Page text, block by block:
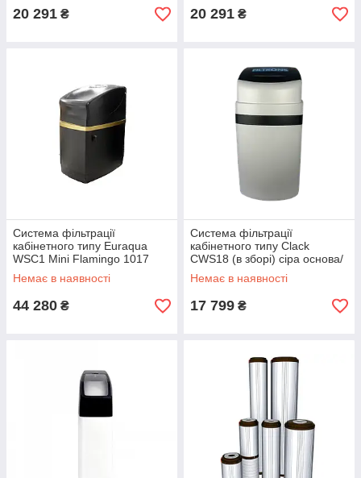
20 291 ₴ 20 291 ₴
Система фільтрації
кабінетного типу Euraqua
WSC1 Mini Flamingo 1017
Немає в наявності
44 280 ₴
Система фільтрації
кабінетного типу Clack
CWS18 (в зборі) сіра основа/
сіра кришка ш350/ г520/ в705
Немає в наявності
17 799 ₴